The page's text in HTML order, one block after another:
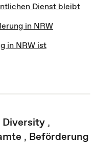
Dienst bleibt
in NRW
in NRW ist
Diversity ,
, Beförderung